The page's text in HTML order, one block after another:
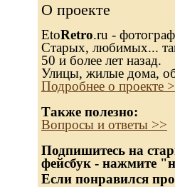
О проекте
EtoRetro.ru -
Старых, любимых...
50 и более лет назад.
Улицы, жилые дома,
Подробнее о проекте
Также полезно:
Вопросы и ответы >>
Подпишитесь на
фейсбук - нажмите
Если понравился